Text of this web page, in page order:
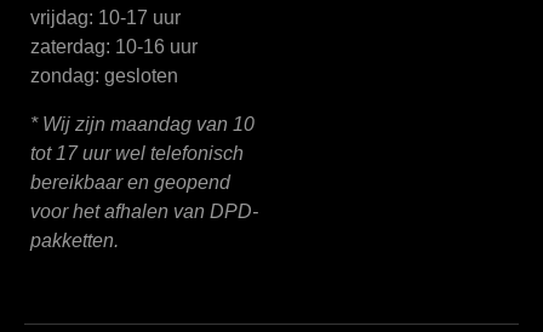
vrijdag: 10-17 uur
zaterdag: 10-16 uur
zondag: gesloten
* Wij zijn maandag van 10
tot 17 uur wel telefonisch
bereikbaar en geopend
voor het afhalen van DPD-
pakketten.